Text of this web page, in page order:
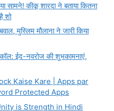
सामने! कीकू शारदा ने बताया कितना
शो
मुस्लिम मौलाना ने जारी किया
कॉल: ईद-नवरोज की शुभकामनाएं,
Kaise Kare | Apps par
Protected Apps
is Strength in Hindi